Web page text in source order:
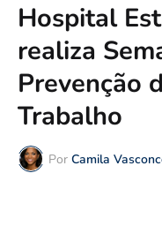
Hospital
realiza
Prevenção
Trabalho
Por Camila